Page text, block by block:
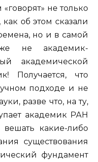
«говорят» не только
об этом сказали
но и в самой
не академик-
академической
Получается, что
подходе и не
разве что, на ту,
академик РАН
какие-либо
существования
фундамент